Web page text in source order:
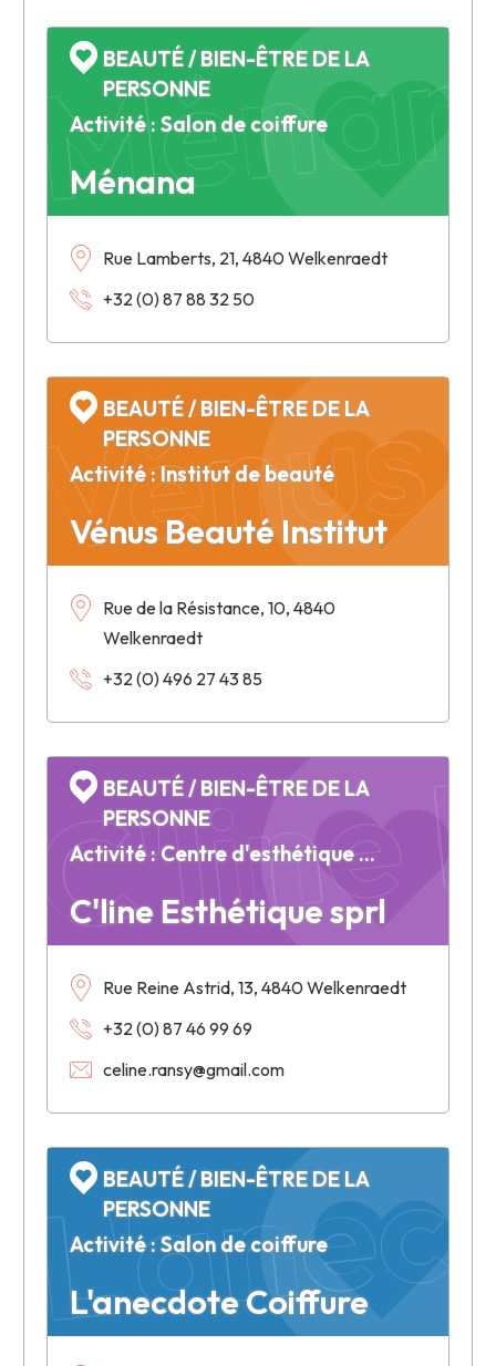
Ménana
BEAUTÉ / BIEN-ÊTRE DE LA
PERSONNE
Activité : Salon de coiffure
Rue Lamberts, 21, 4840 Welkenraedt
+32 (0) 87 88 32 50
Vénus Beauté Institut
BEAUTÉ / BIEN-ÊTRE DE LA
PERSONNE
Activité : Institut de beauté
Rue de la Résistance, 10, 4840
Welkenraedt
+32 (0) 496 27 43 85
C'line
C'line Esthétique sprl
BEAUTÉ / BIEN-ÊTRE DE LA
PERSONNE
Activité : Centre d'esthétique et de bronzage
Rue Reine Astrid, 13, 4840 Welkenraedt
+32 (0) 87 46 99 69
celine.ransy@gmail.com
L'anecdote Coiffure
BEAUTÉ / BIEN-ÊTRE DE LA
PERSONNE
Activité : Salon de coiffure